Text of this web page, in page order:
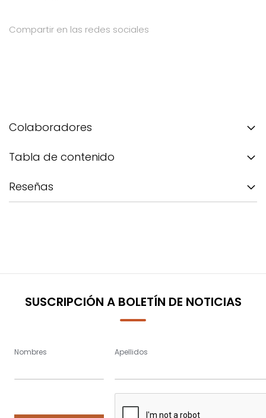
Compartir en las redes sociales
Colaboradores
Tabla de contenido
Reseñas
SUSCRIPCIÓN A BOLETÍN DE NOTICIAS
Nombres Apellidos